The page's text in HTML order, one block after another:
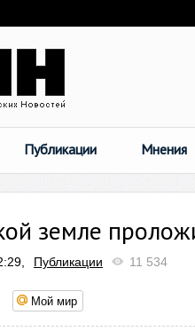
Публикации Мнения
земле
Публикации 11 534
Мой мир